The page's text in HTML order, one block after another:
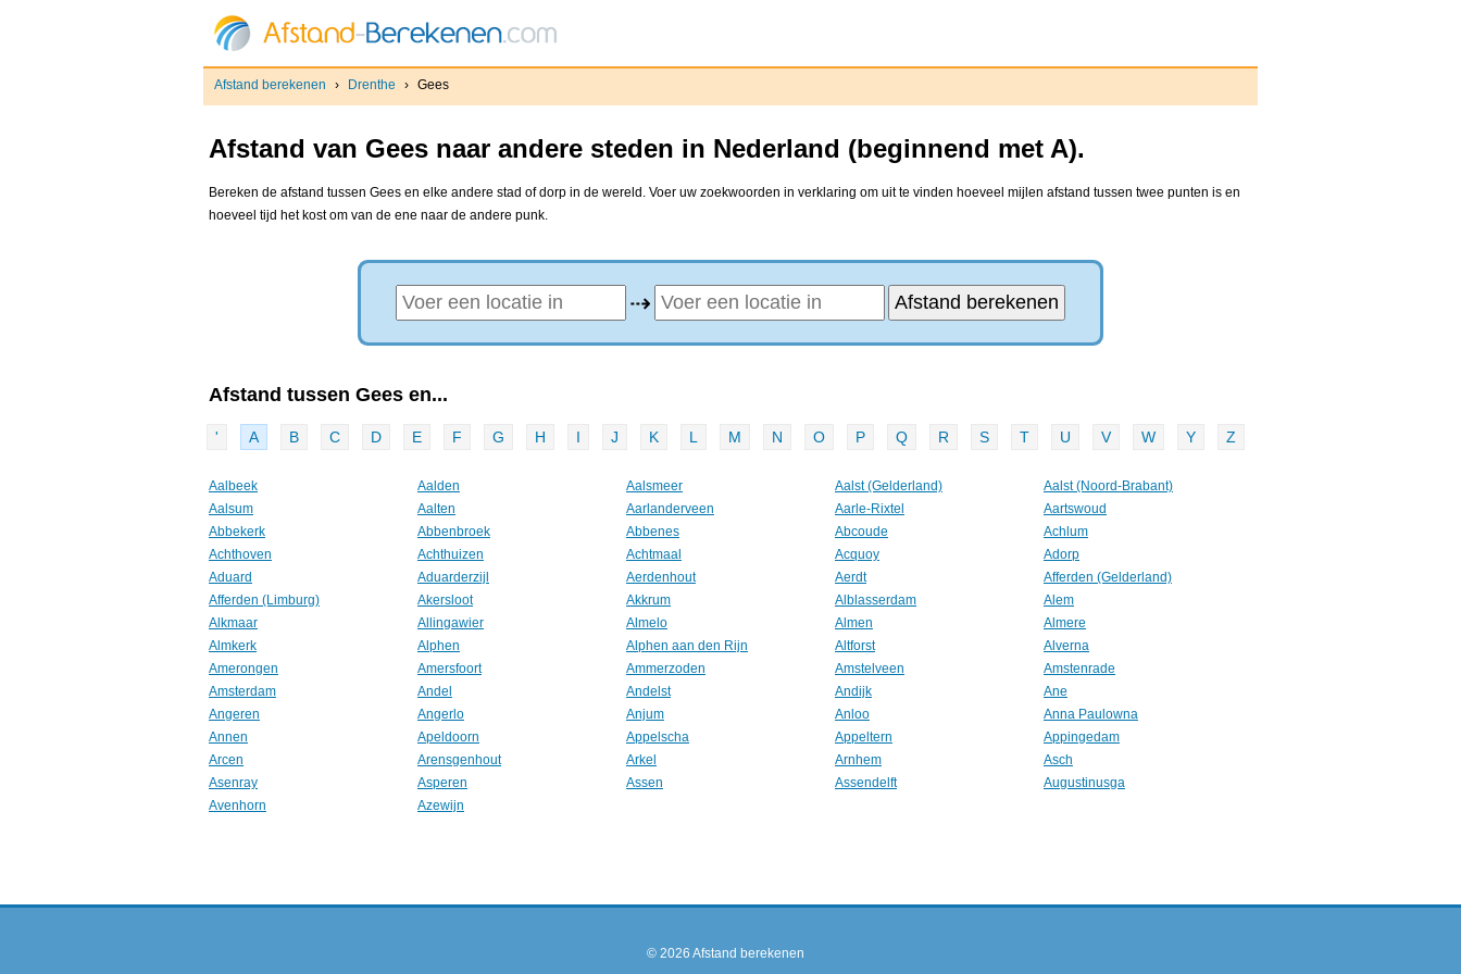
Afstand berekenen › Drenthe › Gees
Afstand van Gees naar andere steden in Nederland (beginnend met A).
Bereken de afstand tussen Gees en elke andere stad of dorp in de wereld. Voer uw zoekwoorden in verklaring om uit te vinden hoeveel mijlen afstand tussen twee punten is en
hoeveel tijd het kost om van de ene naar de andere punk.
⇢
Afstand tussen Gees en...
' A B C D E F G H I J K L M N O P Q R S T U V W Y Z
Aalbeek Aalden Aalsmeer Aalst (Gelderland)
Aalst (Noord-Brabant)
Aalsum
Aalten Aarlanderveen Aarle-Rixtel
Aartswoud
Abbekerk
Abbenbroek Abbenes Abcoude
Achlum
Achthoven
Achthuizen Achtmaal Acquoy
Adorp
Aduard
Aduarderzijl Aerdenhout Aerdt
Afferden (Gelderland)
Afferden (Limburg)
Akersloot Akkrum Alblasserdam
Alem
Alkmaar
Allingawier Almelo Almen
Almere
Almkerk
Alphen Alphen aan den Rijn Altforst
Alverna
Amerongen
Amersfoort Ammerzoden Amstelveen
Amstenrade
Amsterdam
Andel Andelst Andijk
Ane
Angeren
Angerlo Anjum Anloo
Anna Paulowna
Annen
Apeldoorn Appelscha Appeltern
Appingedam
Arcen
Arensgenhout Arkel Arnhem
Asch
Asenray
Asperen Assen Assendelft
Augustinusga
Avenhorn
Azewijn
© 2026 Afstand berekenen